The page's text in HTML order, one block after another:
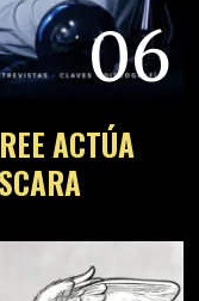
06
ACTÚA